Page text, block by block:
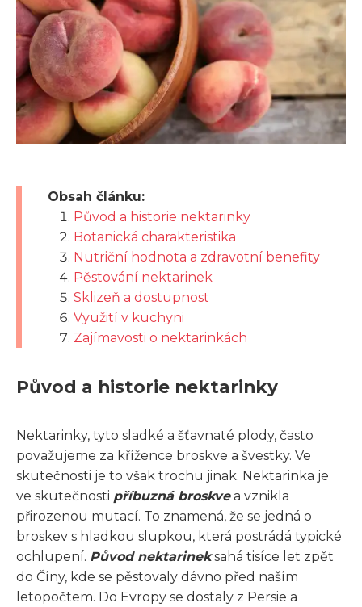
Obsah článku:
Původ a historie nektarinky
Botanická charakteristika
Nutriční hodnota a zdravotní benefity
Pěstování nektarinek
Sklizeň a dostupnost
Využití v kuchyni
Zajímavosti o nektarinkách
Původ a historie nektarinky
Nektarinky, tyto sladké a šťavnaté plody, často
považujeme za křížence broskve a švestky. Ve
skutečnosti je to však trochu jinak. Nektarinka je
ve skutečnosti příbuzná broskvea vznikla
přirozenou mutací. To znamená, že se jedná o
broskev s hladkou slupkou, která postrádá typické
ochlupení. Původ nektarineksahá tisíce let zpět
do Číny, kde se pěstovaly dávno před naším
letopočtem. Do Evropy se dostaly z Persie a